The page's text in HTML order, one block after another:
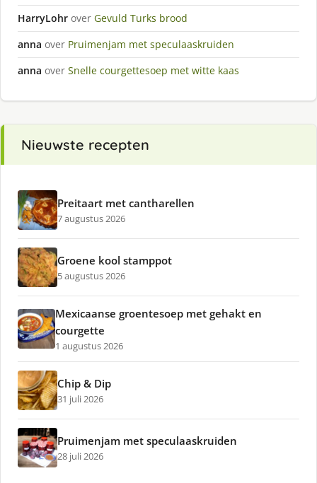
HarryLohr over Gevuld Turks brood
anna over Pruimenjam met speculaaskruiden
anna over Snelle courgettesoep met witte kaas
Nieuwste recepten
Preitaart met cantharellen
7 augustus 2026
Groene kool stamppot
5 augustus 2026
Mexicaanse groentesoep met gehakt en
courgette
1 augustus 2026
Chip & Dip
31 juli 2026
Pruimenjam met speculaaskruiden
28 juli 2026